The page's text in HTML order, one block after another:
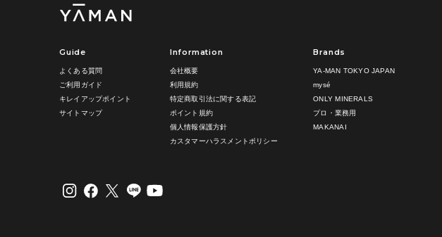
Guide
よくある質問
ご利用ガイド
キレイアップポイント
サイトマップ
Information
会社概要
利用規約
特定商取引法に関する表記
ポイント規約
個人情報保護方針
カスタマーハラスメントポリシー
Brands
YA-MAN TOKYO JAPAN
mysé
ONLY MINERALS
プロ・業務用
MAKANAI